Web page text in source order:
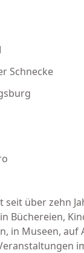
Schnecke
seit über zehn
Büchereien,
in Museen, auf